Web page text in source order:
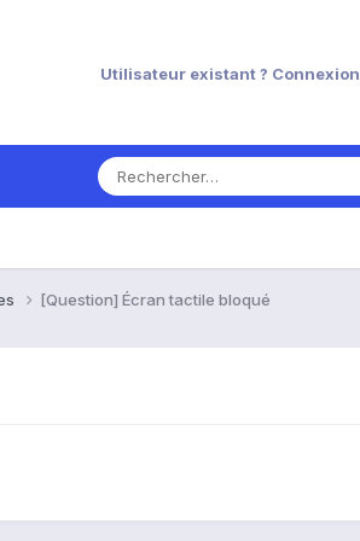
Utilisateur existant ? Connexion
[Question] Écran tactile bloqué